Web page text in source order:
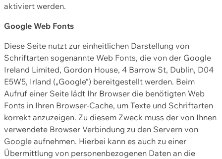
aktiviert werden.
Google Web Fonts
Diese Seite nutzt zur einheitlichen Darstellung von
Schriftarten sogenannte Web Fonts, die von der Google
Ireland Limited, Gordon House, 4 Barrow St, Dublin, D04
E5W5, Irland („Google“) bereitgestellt werden. Beim
Aufruf einer Seite lädt Ihr Browser die benötigten Web
Fonts in Ihren Browser-Cache, um Texte und Schriftarten
korrekt anzuzeigen. Zu diesem Zweck muss der von Ihnen
verwendete Browser Verbindung zu den Servern von
Google aufnehmen. Hierbei kann es auch zu einer
Übermittlung von personenbezogenen Daten an die